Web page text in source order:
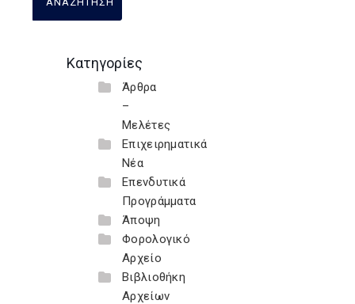
Κατηγορίες
Άρθρα
–
Μελέτες
Επιχειρηματικά
Νέα
Επενδυτικά
Προγράμματα
Άποψη
Φορολογικό
Αρχείο
Βιβλιοθήκη
Αρχείων